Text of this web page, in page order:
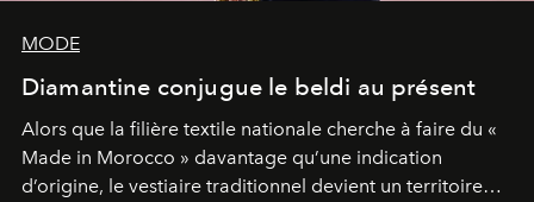
MODE
Diamantine conjugue le beldi au présent
Alors que la filière textile nationale cherche à faire du «
Made in Morocco » davantage qu’une indication
d’origine, le vestiaire traditionnel devient un territoire